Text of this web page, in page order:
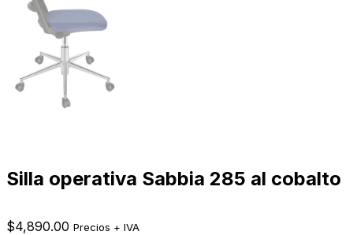
Silla operativa Sabbia 285 al cobalto
$4,890.00 Precios + IVA